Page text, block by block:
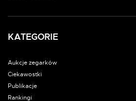
KATEGORIE
Aukcje zegarków
Ciekawostki
Publikacje
Rankingi